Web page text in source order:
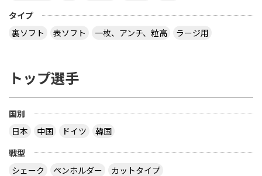
タイプ
裏ソフト
表ソフト 一枚、アンチ、粒高 ラージ用
トップ選手
国別
日本
中国 ドイツ
韓国
戦型
シェーク
ペンホルダー カットタイプ